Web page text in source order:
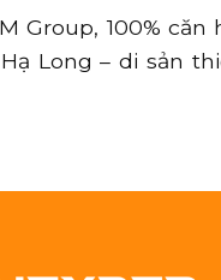
Group, 100%
Long – di sản